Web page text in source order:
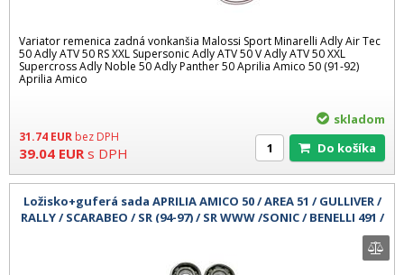
Variator remenica zadná vonkanšia Malossi Sport Minarelli Adly Air Tec
50 Adly ATV 50 RS XXL Supersonic Adly ATV 50 V Adly ATV 50 XXL
Supercross Adly Noble 50 Adly Panther 50 Aprilia Amico 50 (91-92)
Aprilia Amico
31.74 EUR bez DPH
39.04 EUR s DPH
skladom
Do košíka
Ložisko+guferá sada APRILIA AMICO 50 / AREA 51 / GULLIVER /
RALLY / SCARABEO / SR (94-97) / SR WWW /SONIC / BENELLI 491 /